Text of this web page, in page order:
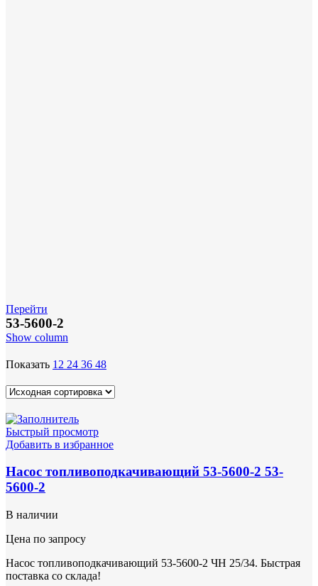
Перейти
53-5600-2
Show column
Показать 12 24 36 48
Быстрый просмотр
Добавить в избранное
Насос топливоподкачивающий 53-5600-2 53-
5600-2
В наличии
Цена по запросу
Насос топливоподкачивающий 53-5600-2 ЧН 25/34. Быстрая
поставка со склада!